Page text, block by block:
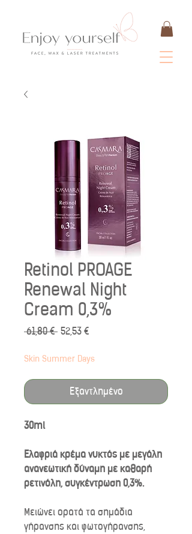
Retinol PROAGE
Renewal Night
Cream 0,3%
61,80 € Κανονική
52,53 €
Skin Summer Days
Εξαντλημένο
30ml
Ελαφριά κρέμα νυκτός με μεγάλη
ανανεωτική δύναμη με καθαρή
ρετινόλη, συγκέντρωση 0,3%.
Μειώνει ορατά τα σημάδια
γήρανσης και φωτογήρανσης,